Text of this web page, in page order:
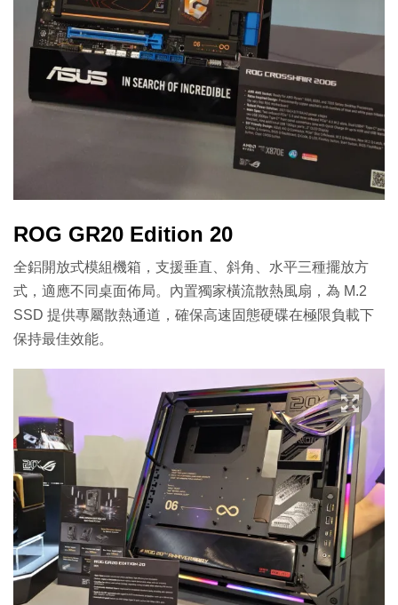
ROG GR20 Edition 20
全鋁開放式模組機箱，支援垂直、斜角、水平三種擺放方
式，適應不同桌面佈局。內置獨家橫流散熱風扇，為 M.2
SSD 提供專屬散熱通道，確保高速固態硬碟在極限負載下
保持最佳效能。